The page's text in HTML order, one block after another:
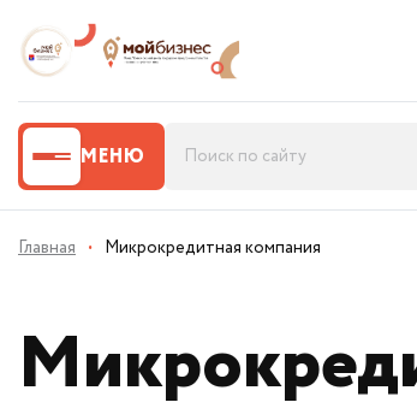
МЕНЮ
Главная · Микрокредитная компания